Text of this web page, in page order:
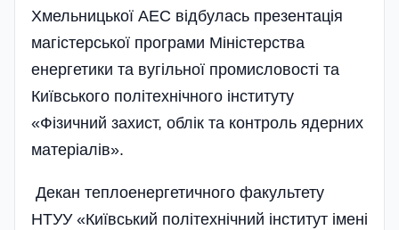
Хмельницької АЕС відбулась презентація
магістерської програми Міністерства
енергетики та вугільної промисловості та
Київського політехнічного інституту
«Фізичний захист, облік та контроль ядерних
матеріалів».
Декан теплоенергетичного факультету
НТУУ «Київський політехнічний інститут імені